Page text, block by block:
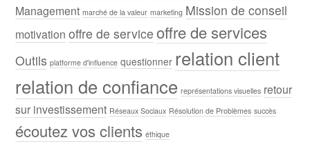
Management marché de la valeur marketing Mission de conseil
motivation offre de service offre de services
Outils platforme d'influence questionner relation client
relation de confiance représentations visuelles retour
sur investissement Réseaux Sociaux Résolution de Problèmes succès
écoutez vos clients éthique